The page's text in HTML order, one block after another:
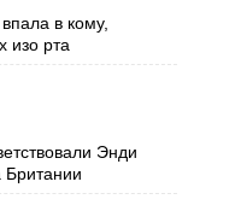
в кому,
изо рта
Энди